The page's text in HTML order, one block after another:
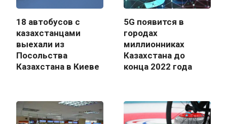
18 автобусов с
казахстанцами
выехали из
Посольства
Казахстана в Киеве
5G появится в
городах
миллионниках
Казахстана до
конца 2022 года